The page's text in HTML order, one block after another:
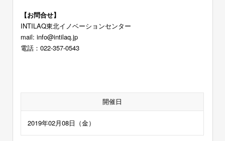
【お問合せ】
INTILAQ東北イノベーションセンター
mail: info@intilaq.jp
電話：022-357-0543
開催日
2019年02月08日（金）